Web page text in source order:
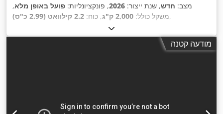
מצב: חדש, שנת ייצור: 2026, פונקציונליות: פועל באופן מלא,
משקל כולל: 2,000 ק"ג , כוח: 2.2 קילוואט (2.99 כ"ס) ,
מודעה קטנה